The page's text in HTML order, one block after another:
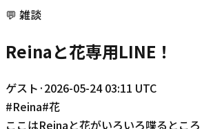
💬 雑談
Reinaと花専用LINE！
ゲスト ·2026-05-24 03:11 UTC
#Reina#花
ここはReinaと花がいろいろ喋るとこ